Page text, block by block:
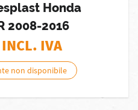
Honda
2008-2016
IVA
non disponibile